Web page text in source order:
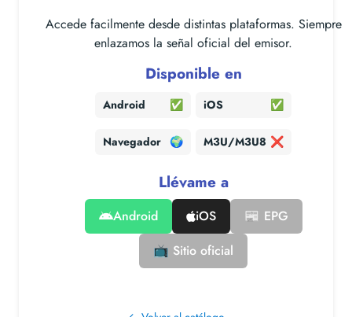
Accede facilmente desde distintas plataformas. Siempre
enlazamos la señal oficial del emisor.
Disponible en
Android ✅ iOS ✅
Navegador 🌍 M3U/M3U8 ❌
Llévame a
Android iOS
📰 EPG
📺 Sitio oficial